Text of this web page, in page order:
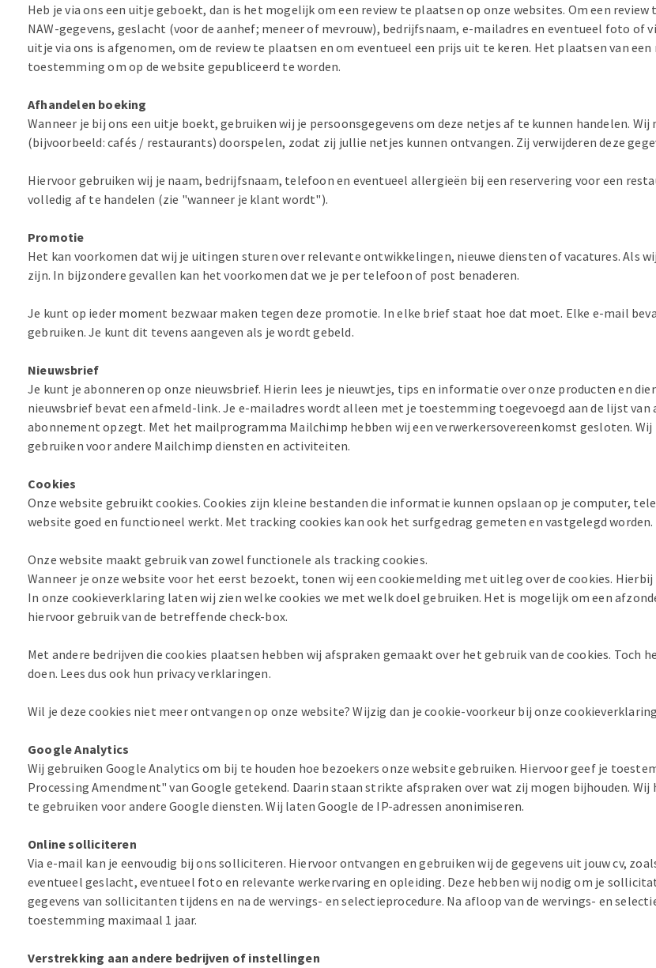
Heb je via ons een uitje geboekt, dan is het mogelijk om een review te plaatsen op onze websites. Om een
NAW-gegevens, geslacht (voor de aanhef; meneer of mevrouw), bedrijfsnaam, e-mailadres en eventueel foto of
uitje via ons is afgenomen, om de review te plaatsen en om eventueel een prijs uit te keren. Het plaatsen van
toestemming om op de website gepubliceerd te worden.
Afhandelen boeking
Wanneer je bij ons een uitje boekt, gebruiken wij je persoonsgegevens om deze netjes af te kunnen handelen.
(bijvoorbeeld: cafés / restaurants) doorspelen, zodat zij jullie netjes kunnen ontvangen. Zij verwijderen deze
Hiervoor gebruiken wij je naam, bedrijfsnaam, telefoon en eventueel allergieën bij een reservering voor een
volledig af te handelen (zie "wanneer je klant wordt").
Promotie
Het kan voorkomen dat wij je uitingen sturen over relevante ontwikkelingen, nieuwe diensten of vacatures. Als
zijn. In bijzondere gevallen kan het voorkomen dat we je per telefoon of post benaderen.
Je kunt op ieder moment bezwaar maken tegen deze promotie. In elke brief staat hoe dat moet. Elke e-mail
gebruiken. Je kunt dit tevens aangeven als je wordt gebeld.
Nieuwsbrief
Je kunt je abonneren op onze nieuwsbrief. Hierin lees je nieuwtjes, tips en informatie over onze producten en
nieuwsbrief bevat een afmeld-link. Je e-mailadres wordt alleen met je toestemming toegevoegd aan de lijst van
abonnement opzegt. Met het mailprogramma Mailchimp hebben wij een verwerkersovereenkomst gesloten.
gebruiken voor andere Mailchimp diensten en activiteiten.
Cookies
Onze website gebruikt cookies. Cookies zijn kleine bestanden die informatie kunnen opslaan op je computer,
website goed en functioneel werkt. Met tracking cookies kan ook het surfgedrag gemeten en vastgelegd worden.
Onze website maakt gebruik van zowel functionele als tracking cookies.
Wanneer je onze website voor het eerst bezoekt, tonen wij een cookiemelding met uitleg over de cookies.
In onze cookieverklaring laten wij zien welke cookies we met welk doel gebruiken. Het is mogelijk om een
hiervoor gebruik van de betreffende check-box.
Met andere bedrijven die cookies plaatsen hebben wij afspraken gemaakt over het gebruik van de cookies.
doen. Lees dus ook hun privacy verklaringen.
Wil je deze cookies niet meer ontvangen op onze website? Wijzig dan je cookie-voorkeur bij onze
Google Analytics
Wij gebruiken Google Analytics om bij te houden hoe bezoekers onze website gebruiken. Hiervoor geef je
Processing Amendment" van Google getekend. Daarin staan strikte afspraken over wat zij mogen bijhouden.
te gebruiken voor andere Google diensten. Wij laten Google de IP-adressen anonimiseren.
Online solliciteren
Via e-mail kan je eenvoudig bij ons solliciteren. Hiervoor ontvangen en gebruiken wij de gegevens uit jouw cv,
eventueel geslacht, eventueel foto en relevante werkervaring en opleiding. Deze hebben wij nodig om je
gegevens van sollicitanten tijdens en na de wervings- en selectieprocedure. Na afloop van de wervings- en
toestemming maximaal 1 jaar.
Verstrekking aan andere bedrijven of instellingen